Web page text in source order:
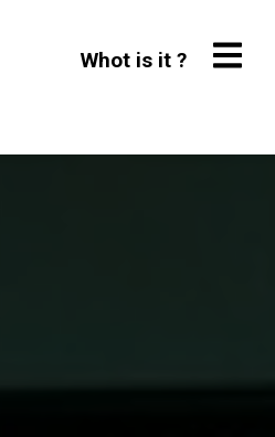
Whot is it ?